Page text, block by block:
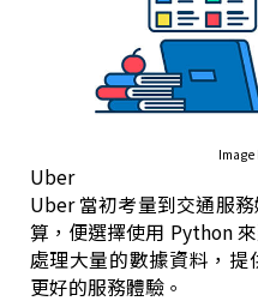
Uber
Uber 當初考量到交通服
算，便選擇使用 Python
處理大量的數據資料，
更好的服務體驗。